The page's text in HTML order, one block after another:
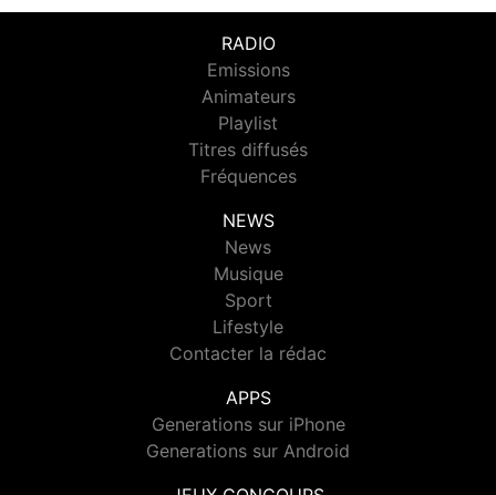
RADIO
Emissions
Animateurs
Playlist
Titres diffusés
Fréquences
NEWS
News
Musique
Sport
Lifestyle
Contacter la rédac
APPS
Generations sur iPhone
Generations sur Android